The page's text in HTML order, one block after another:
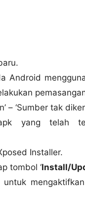
Android
– ‘Sumber tak
yang telah
Installer.
tombol ‘Install/